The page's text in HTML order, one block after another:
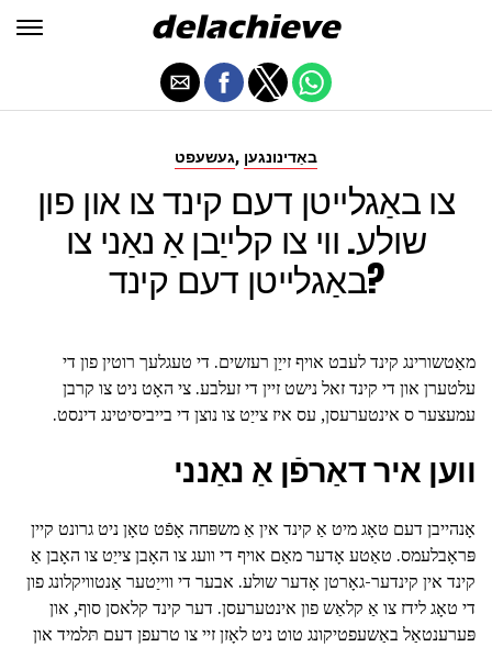
געשעפט, באַדינונגען
צו באַגלייטן דעם קינד צו און פון
שולע. ווי צו קלייַבן אַ נאַני צו
באַגלייטן דעם קינד?
מאַטשורינג קינד לעבט אויף זייַן רעזשים. די טעגלעך רוטין פון די
עלטערן און די קינד זאל נישט זיין די זעלבע. צי האָט ניט צו קרבן
עמעצער ס אינטערעסן, עס איז צייַט צו נוצן די בייביסיטינג דינסט.
ווען איר דאַרפֿן אַ נאַנני
אָנהייבן דעם טאָג מיט אַ קינד אין אַ משפּחה אָפֿט טאָן ניט גרונט קיין
פּראָבלעמס. טאַטע אָדער מאַם אויף די וועג צו האָבן צייַט צו האָבן אַ
קינד אין קינדער-גאָרטן אָדער שולע. אבער די ווייַטער אַנטוויקלונג פון
די טאָג לידז צו אַ קלאַש פון אינטערעסן. דער קינד קלאסן סוף, און
פּערענטאַל באַשעפטיקונג טוט ניט לאָזן זיי צו טרעפן דעם תּלמיד און